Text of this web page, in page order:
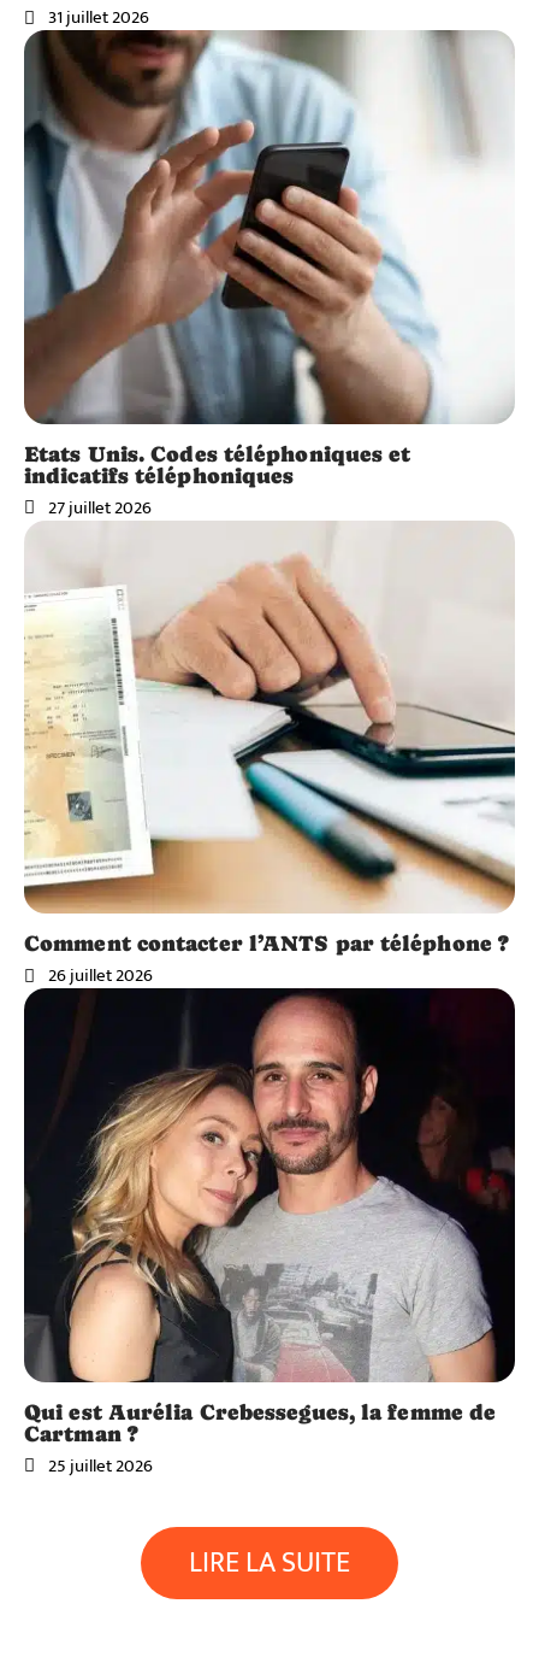
31 juillet 2026
Etats Unis. Codes téléphoniques et
indicatifs téléphoniques
27 juillet 2026
Comment contacter l’ANTS par téléphone ?
26 juillet 2026
Qui est Aurélia Crebessegues, la femme de
Cartman ?
25 juillet 2026
LIRE LA SUITE